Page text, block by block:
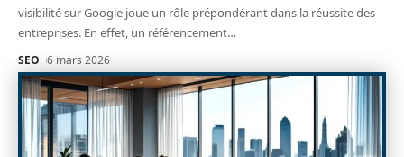
visibilité sur Google joue un rôle prépondérant dans la réussite des
entreprises. En effet, un référencement…
SEO 6 mars 2026